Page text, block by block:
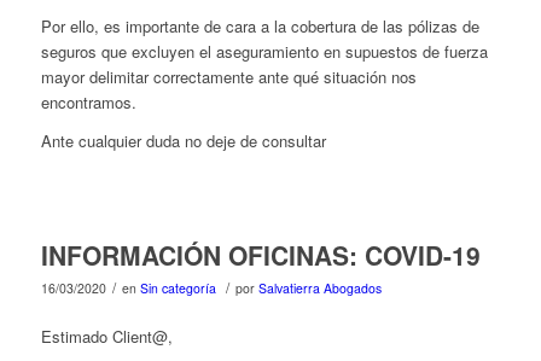
Por ello, es importante de cara a la cobertura de las pólizas de
seguros que excluyen el aseguramiento en supuestos de fuerza
mayor delimitar correctamente ante qué situación nos
encontramos.
Ante cualquier duda no deje de consultar
INFORMACIÓN OFICINAS: COVID-19
16/03/2020 / en Sin categoría / por Salvatierra Abogados
Estimado Client@,